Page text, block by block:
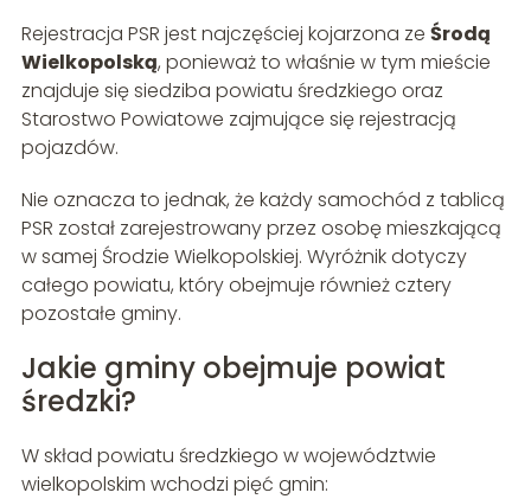
Rejestracja PSR jest najczęściej kojarzona ze Środą
Wielkopolską, ponieważ to właśnie w tym mieście
znajduje się siedziba powiatu średzkiego oraz
Starostwo Powiatowe zajmujące się rejestracją
pojazdów.
Nie oznacza to jednak, że każdy samochód z tablicą
PSR został zarejestrowany przez osobę mieszkającą
w samej Środzie Wielkopolskiej. Wyróżnik dotyczy
całego powiatu, który obejmuje również cztery
pozostałe gminy.
Jakie gminy obejmuje powiat
średzki?
W skład powiatu średzkiego w województwie
wielkopolskim wchodzi pięć gmin: